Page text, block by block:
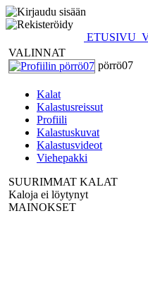
ETUSIVU
VALINNAT
pörrö07
Kalat
Kalastusreissut
Profiili
Kalastuskuvat
Kalastusvideot
Viehepakki
SUURIMMAT KALAT
Kaloja ei löytynyt
MAINOKSET